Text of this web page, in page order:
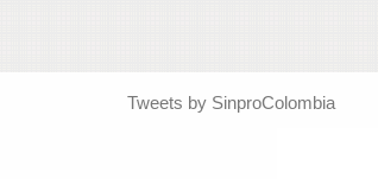
Tweets by SinproColombia